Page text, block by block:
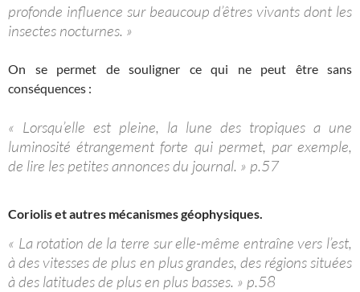
profonde influence sur beaucoup d’êtres vivants dont les
insectes nocturnes. »
On se permet de souligner ce qui ne peut être sans
conséquences :
« Lorsqu’elle est pleine, la lune des tropiques a une
luminosité étrangement forte qui permet, par exemple,
de lire les petites annonces du journal. » p.57
Coriolis et autres mécanismes géophysiques.
« La rotation de la terre sur elle-même entraîne vers l’est,
à des vitesses de plus en plus grandes, des régions situées
à des latitudes de plus en plus basses. » p.58